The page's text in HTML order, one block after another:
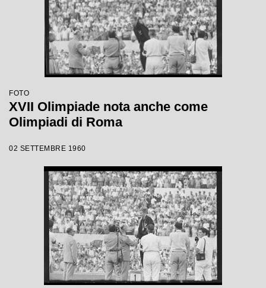
FOTO
XVII Olimpiade nota anche come
Olimpiadi di Roma
02 SETTEMBRE 1960